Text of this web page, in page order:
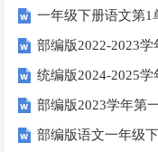
一年级下册语文第1
部编版2022-2023学
统编版2024-2025学
部编版2023学年第
部编版语文一年级